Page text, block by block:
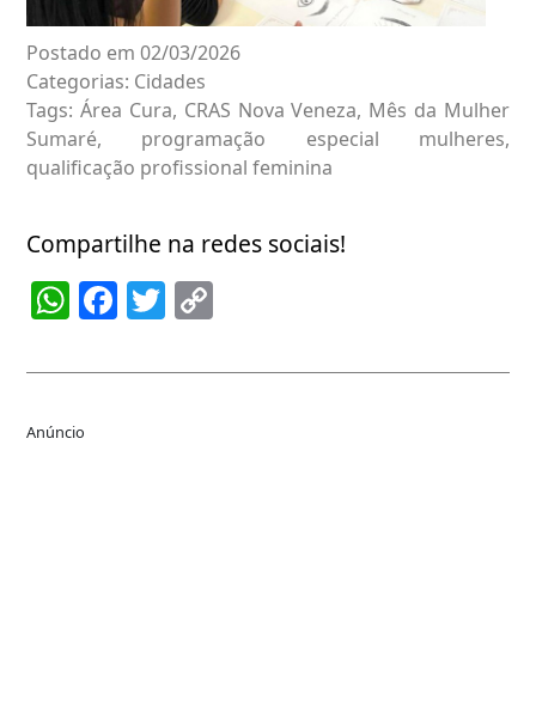
Postado em 02/03/2026
Categorias: Cidades
Tags: Área Cura, CRAS Nova Veneza, Mês da Mulher
Sumaré, programação especial mulheres,
qualificação profissional feminina
Compartilhe na redes sociais!
WhatsApp
Facebook
Twitter
Anúncio